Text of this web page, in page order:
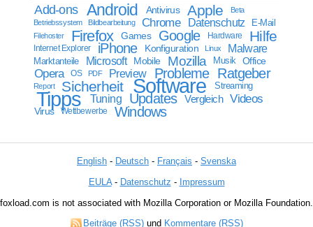
Add-ons Android Antivirus Apple
Beta
Betriebssystem
Bildbearbeitung Chrome Datenschutz E-Mail
Filehoster Firefox Games Google Hardware Hilfe
Internet Explorer iPhone Konfiguration Linux Malware
Marktanteile Microsoft Mobile Mozilla Musik Office
Opera OS PDF Preview Probleme Ratgeber
Report Sicherheit Software Streaming
Tipps Tuning Updates Vergleich Videos
Virus Wettbewerbe Windows
English - Deutsch - Français - Svenska
EULA- Datenschutz - Impressum
foxload.com is not associated with Mozilla Corporation or Mozilla Foundation.
Beiträge (RSS)und Kommentare (RSS)